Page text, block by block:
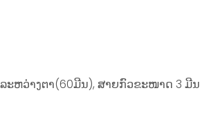
ະຫວ່າງຕາ(60ມີນ), ສາຍກົວຂະໜາດ 3 ມີນ